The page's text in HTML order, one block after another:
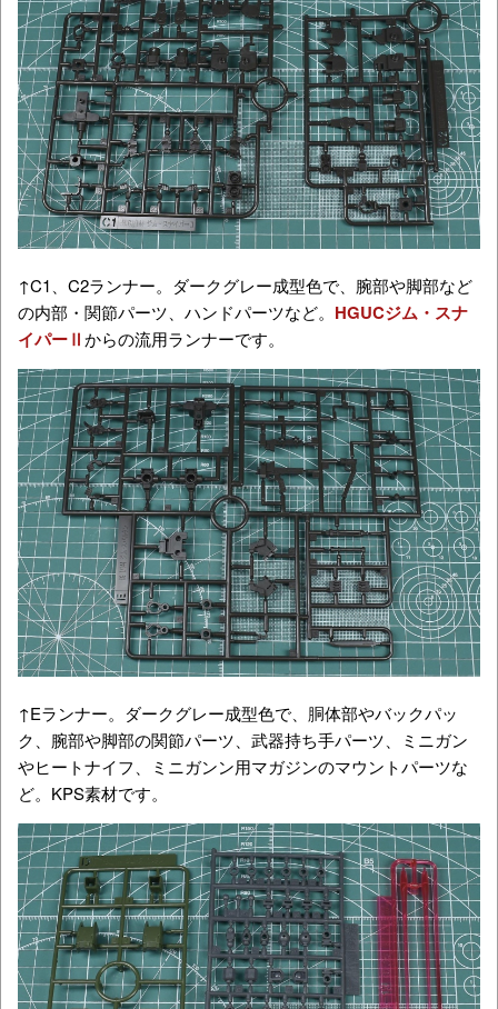
↑C1、C2ランナー。ダークグレー成型色で、腕部や脚部など
の内部・関節パーツ、ハンドパーツなど。 HGUCジム・スナ
イパーⅡからの流用ランナーです。
↑Eランナー。ダークグレー成型色で、胴体部やバックパッ
ク、腕部や脚部の関節パーツ、武器持ち手パーツ、ミニガン
やヒートナイフ、ミニガンン用マガジンのマウントパーツな
ど。KPS素材です。